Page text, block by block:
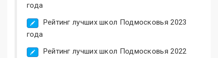
года
Рейтинг лучших школ Подмосковья 2023
года
Рейтинг лучших школ Подмосковья 2022